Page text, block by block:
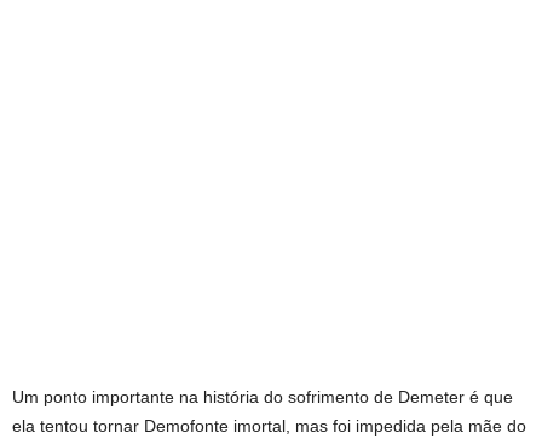
Um ponto importante na história do sofrimento de Demeter é que
ela tentou tornar Demofonte imortal, mas foi impedida pela mãe do